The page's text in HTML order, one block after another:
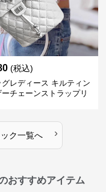
(税込)
レディース キルティン
ーチェーンストラップリ
ク一覧へ ›
おすすめアイテム